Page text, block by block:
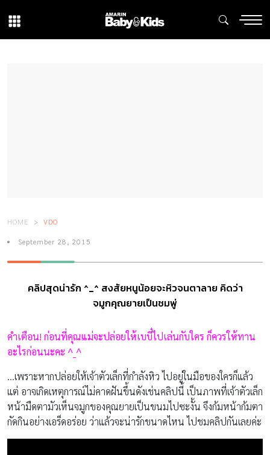
HOME VDO
September 28, 2015
คลิปสุดน่ารัก ^_^ สงสัยหนูน้อยจะหิวจนตาลาย คิดว่า
จมูกคุณยายเป็นชมพู่
คำเตือน! ก่อนที่คุณแม่จะปล่อยให้เบบี๋ไปเล่นกับใคร ก็ควรให้ทาน
อะไรก่อนนะคะ ^_^
…เพราะหากปล่อยให้เจ้าตัวเล็กที่กำลังหิว ไปอยู่ในมือของใครก็แล้ว
แต่ อาจเกิดเหตุการณ์ไม่คาดฝันขึ้นดังเช่นคลิปนี้ เป็นภาพที่เจ้าตัวเล็ก
หน้ามืดตามัวเห็นจมูกของคุณยายเป็นขนมไปซะงั้น จึงก้มหน้าก้มตา
กัดกินอย่างเอร็ดอร่อย ว่าแล้วจะน่ารักขนาดไหน ไปชมคลิปกันเลยค่ะ